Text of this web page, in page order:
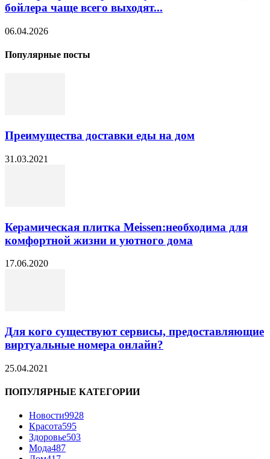
бойлера чаще всего выходят...
06.04.2026
Популярные посты
Преимущества доставки еды на дом
31.03.2021
Керамическая плитка Meissen:необходима для
комфортной жизни и уютного дома
17.06.2020
Для кого существуют сервисы, предоставляющие
виртуальные номера онлайн?
25.04.2021
ПОПУЛЯРНЫЕ КАТЕГОРИИ
Новости9928
Красота595
Здоровье503
Мода487